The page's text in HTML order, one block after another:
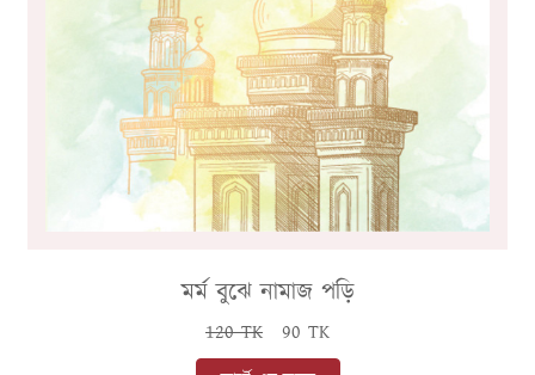
মর্ম বুঝে নামাজ পড়ি
120 TK 90 TK